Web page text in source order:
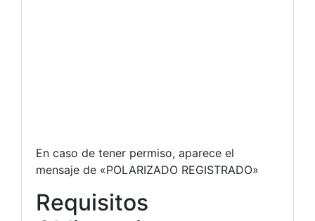
En caso de tener permiso, aparece el
mensaje de «POLARIZADO REGISTRADO»
Requisitos